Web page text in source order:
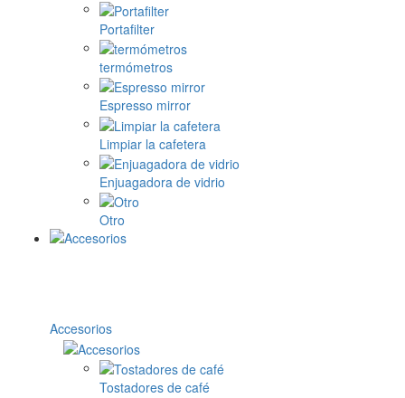
Portafilter
termómetros
Espresso mirror
Limpiar la cafetera
Enjuagadora de vidrio
Otro
Accesorios
Tostadores de café